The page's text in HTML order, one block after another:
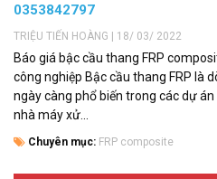
0353842797
TRIỆU TIẾN HOÀNG | 18/ 03/ 2022
Báo giá bậc cầu thang FRP
công nghiệp Bậc cầu thang FRP là
ngày càng phổ biến trong các dự
nhà máy xử...
Chuyên mục: FRP composite